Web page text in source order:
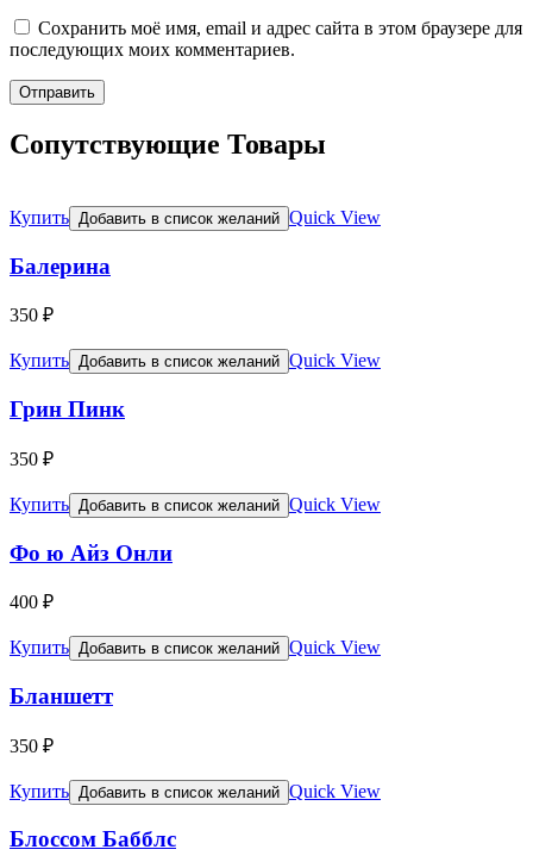
Сохранить моё имя, email и адрес сайта в этом браузере для
последующих моих комментариев.
Сопутствующие Товары
Купить Добавить в список желаний Quick View
Балерина
350 ₽
Купить Добавить в список желаний Quick View
Грин Пинк
350 ₽
Купить Добавить в список желаний Quick View
Фо ю Айз Онли
400 ₽
Купить Добавить в список желаний Quick View
Бланшетт
350 ₽
Купить Добавить в список желаний Quick View
Блоссом Бабблс